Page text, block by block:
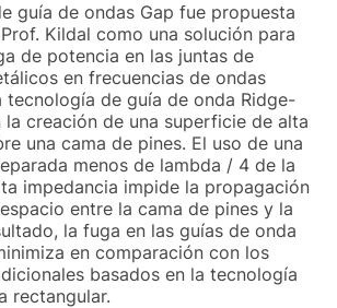
guía de ondas Gap fue propuesta
Kildal como una solución para
de potencia en las juntas de
en frecuencias de ondas
tecnología de guía de onda Ridge-
la creación de una superficie de alta
una cama de pines. El uso de una
menos de lambda / 4 de la
impedancia impide la propagación
entre la cama de pines y la
la fuga en las guías de onda
en comparación con los
basados ​​en la tecnología
rectangular.